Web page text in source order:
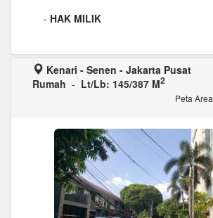
- HAK MILIK
Kenari - Senen - Jakarta Pusat
Rumah - Lt/Lb: 145/387 M2
Peta Area